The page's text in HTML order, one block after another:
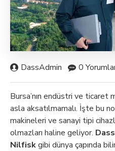
DassAdmin 0
Bursa’nın endüstri ve
asla aksatılmamalı. İşte bu
makineleri ve sanayi tipi
olmazları haline geliyor.
Nilfiskgibi dünya çapında